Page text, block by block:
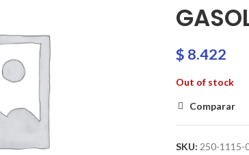
$ 8.422
Out of stock
Comparar
SKU: 250-1115-